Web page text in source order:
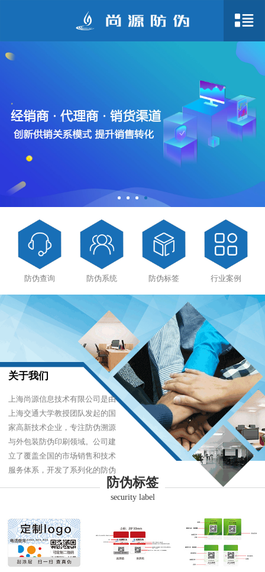
防伪查询 防伪系统 防伪标签 行业案例
关于我们
上海尚源信息技术有限公司是由
上海交通大学教授团队发起的国
家高新技术企业，专注防伪溯源
与外包装防伪印刷领域。公司建
立了覆盖全国的市场销售和技术
服务体系，开发了系列化的防伪
产品，以难仿制、易识别、优成
本的技术，经受住了市场的严酷
防伪标签
security label